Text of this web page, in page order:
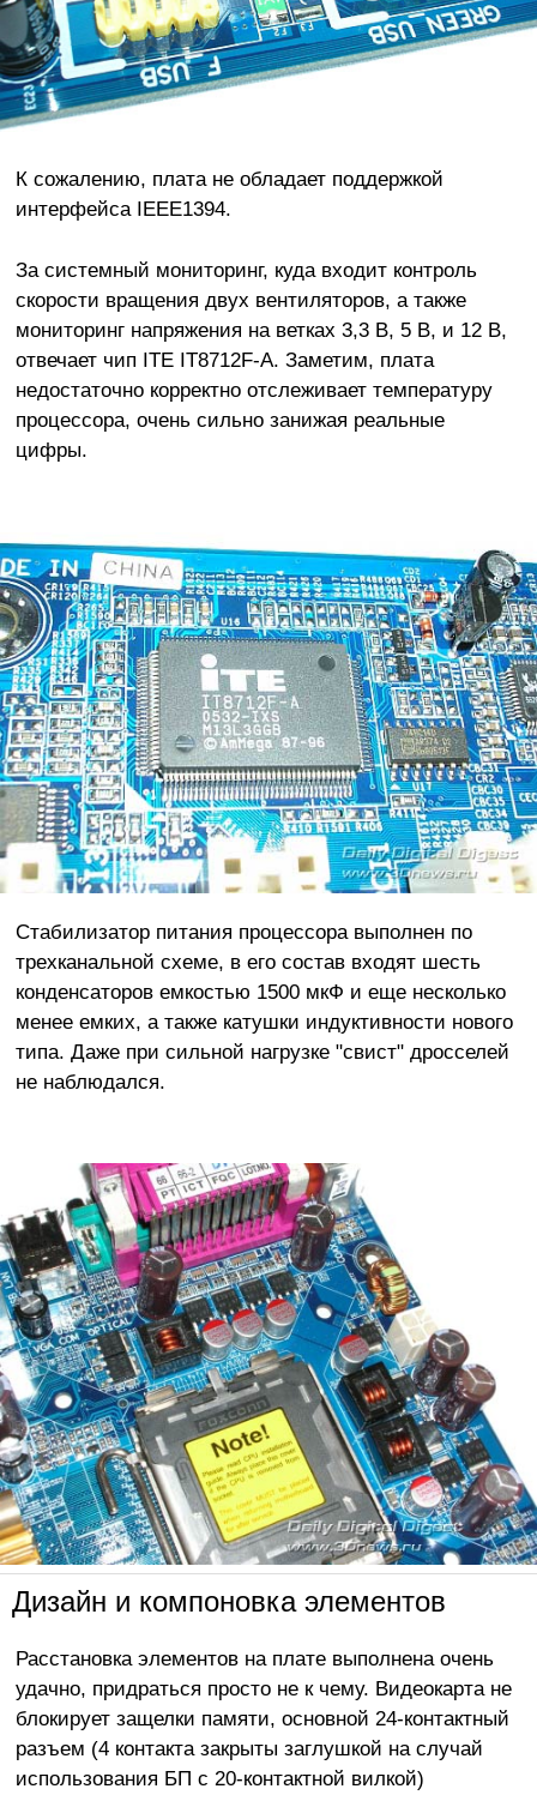
К сожалению, плата не обладает поддержкой
интерфейса IEEE1394.
За системный мониторинг, куда входит контроль
скорости вращения двух вентиляторов, а также
мониторинг напряжения на ветках 3,3 В, 5 В, и 12 В,
отвечает чип ITE IT8712F-A. Заметим, плата
недостаточно корректно отслеживает температуру
процессора, очень сильно занижая реальные
цифры.
Стабилизатор питания процессора выполнен по
трехканальной схеме, в его состав входят шесть
конденсаторов емкостью 1500 мкФ и еще несколько
менее емких, а также катушки индуктивности нового
типа. Даже при сильной нагрузке "свист" дросселей
не наблюдался.
Дизайн и компоновка элементов
Расстановка элементов на плате выполнена очень
удачно, придраться просто не к чему. Видеокарта не
блокирует защелки памяти, основной 24-контактный
разъем (4 контакта закрыты заглушкой на случай
использования БП с 20-контактной вилкой)